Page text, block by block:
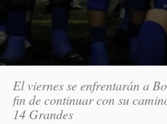
El viernes se enfrentarán a
fin de continuar con su
14 Grandes